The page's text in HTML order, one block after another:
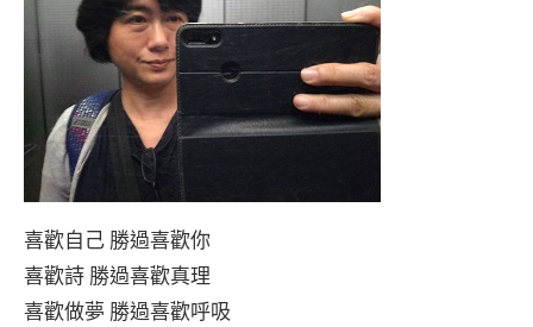
喜歡自己 勝過喜歡你
喜歡詩 勝過喜歡真理
喜歡做夢 勝過喜歡呼吸